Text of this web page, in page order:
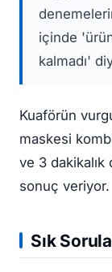
içinde
kalmadı'
Kuaförün
maskesi
ve 3 dakikalık
sonuç veriyor.
Sık